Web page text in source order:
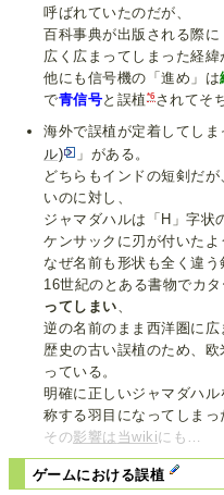
呼ばれていたのだが、
百科事典が出版される際
広く広まってしまった経緯
他にも信号機の「進め」は
で青信号と誤植 *6されてそ
海外で誤植が定着してしま
ル)
」がある。
どちらもインドの短剣だ
いのに対し、
ジャマダハルは「H」字状
ケンサックに刃が付いたよ
なぜ名前も形状も全く違う
16世紀のとある書物でカ
ってしまい
逆の名前のまま西洋圏に広
歴史の古い誤植のため、
っている。
明確に正しいジャマダハ
称する羽目になってしまっ
その影響は 当wikiにも…
ゲームにおける誤植